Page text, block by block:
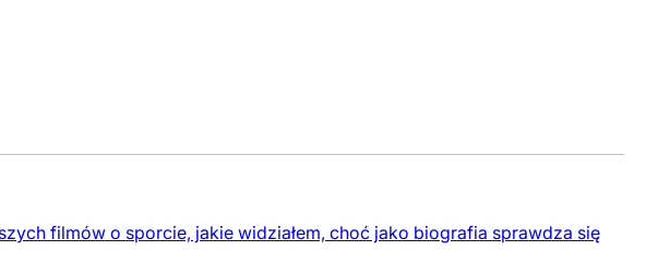
filmów o sporcie, jakie widziałem, choć jako biografia sprawdza się